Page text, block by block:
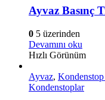
Ayvaz Basınç
0 5 üzerinden
Devamını oku
Hızlı Görünüm
Ayvaz,
Kondenstoplar